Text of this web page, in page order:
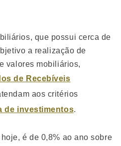
que possui cerca de
a realização de
valores mobiliários,
de Recebíveis
aos critérios
de investimentos.
é de 0,8% ao ano sobre